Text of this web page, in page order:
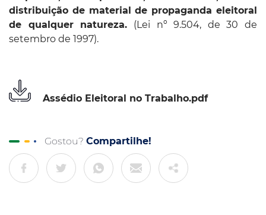
distribuição de material de propaganda eleitoral
de qualquer natureza. (Lei nº 9.504, de 30 de
setembro de 1997).
Assédio Eleitoral no Trabalho.pdf
Gostou? Compartilhe!